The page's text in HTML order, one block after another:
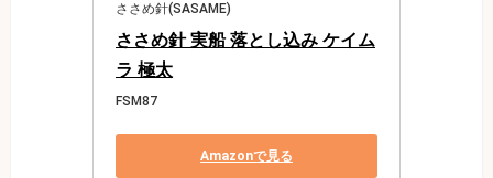
ささめ針(SASAME)
ささめ針 実船 落とし込み ケイム
ラ 極太
FSM87
Amazonで見る